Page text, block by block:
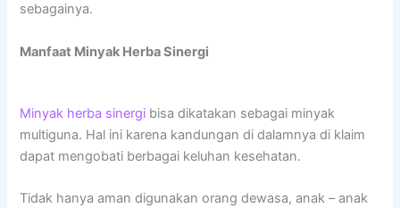
sebagainya.
Manfaat Minyak Herba Sinergi
Minyak herba sinergi bisa dikatakan sebagai minyak
multiguna. Hal ini karena kandungan di dalamnya di klaim
dapat mengobati berbagai keluhan kesehatan.
Tidak hanya aman digunakan orang dewasa, anak – anak